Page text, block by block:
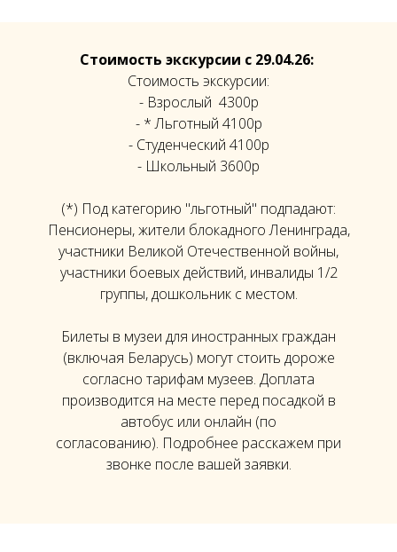
Стоимость экскурсии с 29.04.26:
Стоимость экскурсии:
- Взрослый 4300р
- * Льготный 4100р
- Студенческий 4100р
- Школьный 3600р
(*) Под категорию "льготный" подпадают:
Пенсионеры, жители блокадного Ленинграда,
участники Великой Отечественной войны,
участники боевых действий, инвалиды 1/2
группы, дошкольник с местом.
Билеты в музеи для иностранных граждан
(включая Беларусь) могут стоить дороже
согласно тарифам музеев. Доплата
производится на месте перед посадкой в
автобус или онлайн (по
согласованию). Подробнее расскажем при
звонке после вашей заявки.